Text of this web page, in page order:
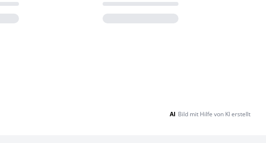
AI Bild mit Hilfe von KI erstellt